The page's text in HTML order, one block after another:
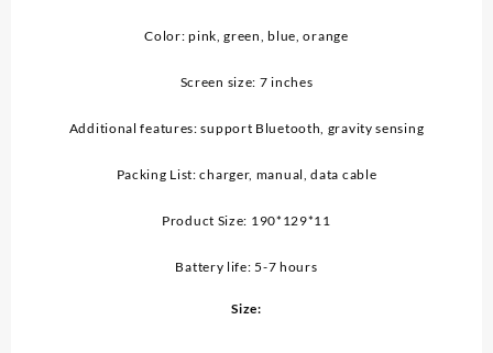
Color: pink, green, blue, orange
Screen size: 7 inches
Additional features: support Bluetooth, gravity sensing
Packing List: charger, manual, data cable
Product Size: 190*129*11
Battery life: 5-7 hours
Size: